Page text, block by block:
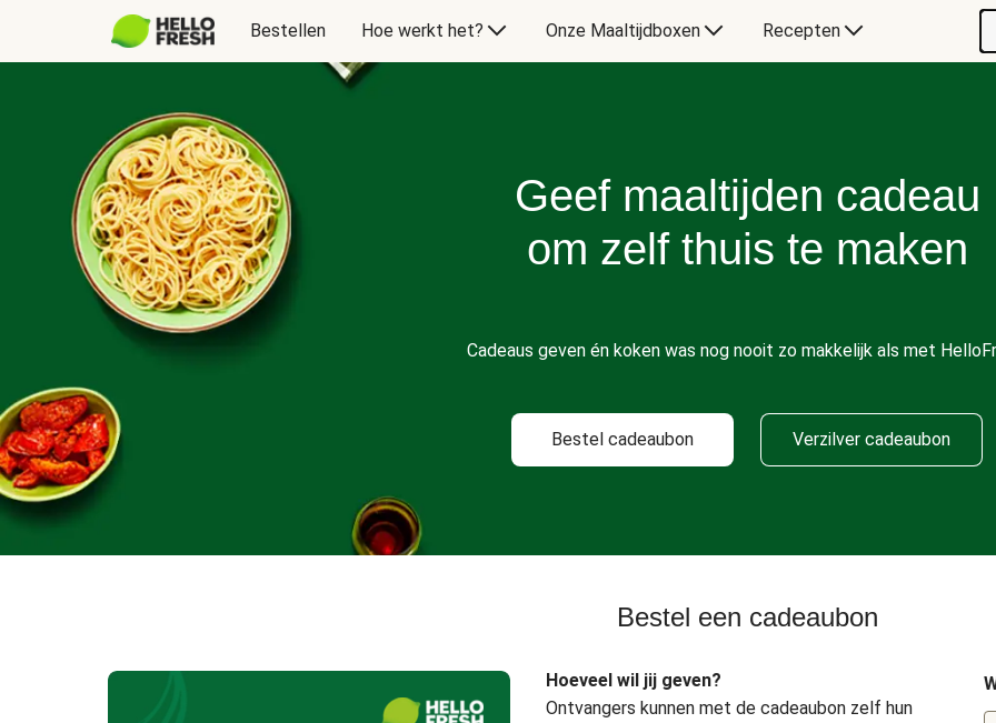
Bestellen Hoe werkt het? Onze Maaltijdboxen Recepten
Geef maaltijden cadeau
om zelf thuis te maken
Cadeaus geven én koken was nog nooit zo makkelijk als met
Bestel cadeaubon Verzilver cadeaubon
Bestel een cadeaubon
Hoeveel wil jij geven?
Ontvangers kunnen met de cadeaubon zelf hun